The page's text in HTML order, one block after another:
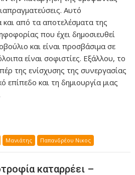
Αυτό
και από τα αποτελέσματα της
που έχει δημοσιευθεί
και είναι προσβάσιμα σε
είναι σοφιστίες. Εξάλλου, το
της ενίσχυσης της συνεργασίας
επίπεδο και τη δημιουργία μιας
Μανιάτης Παπανδρέου Νικος
καταρρέει –